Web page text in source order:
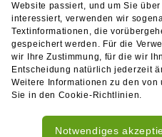
Website passiert, und um Sie
interessiert, verwenden wir
Textinformationen, die
gespeichert werden. Für die
wir Ihre Zustimmung, für die wir
Entscheidung natürlich jederzeit
Weitere Informationen zu den
Sie in den Cookie-Richtlinien.
Notwendiges